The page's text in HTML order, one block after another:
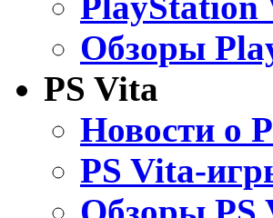
Обзоры
PS Vita
Новости о
PS Vita-